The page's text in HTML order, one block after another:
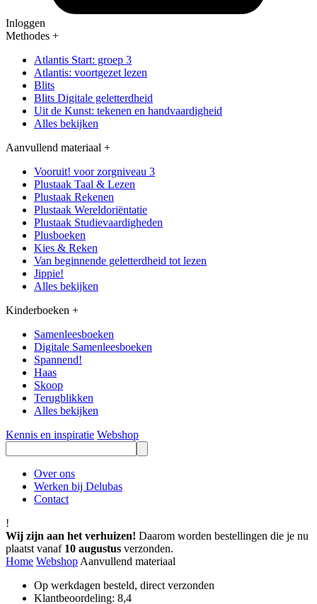
Inloggen
Methodes +
Atlantis Start: groep 3
Atlantis: voortgezet lezen
Blits
Blits Digitale geletterdheid
Uit de Kunst: tekenen en handvaardigheid
Alles bekijken
Aanvullend materiaal +
Vooruit! voor zorgniveau 3
Plustaak Taal & Lezen
Plustaak Rekenen
Plustaak Wereldoriëntatie
Plustaak Studievaardigheden
Plusboeken
Kies & Reken
Van beginnende geletterdheid tot lezen
Jippie!
Alles bekijken
Kinderboeken +
Samenleesboeken
Digitale Samenleesboeken
Spannend!
Haas
Skoop
Terugblikken
Alles bekijken
Kennis en inspiratie Webshop
Over ons
Werken bij Delubas
Contact
!
Wij zijn aan het verhuizen! Daarom worden bestellingen die je nu
plaatst vanaf 10 augustus verzonden.
Home Webshop Aanvullend materiaal
Op werkdagen besteld, direct verzonden
Klantbeoordeling: 8,4